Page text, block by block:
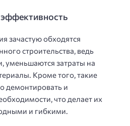
зачастую обходятся
строительства, ведь
уменьшаются затраты на
Кроме того, такие
демонтировать и
что делает их
и гибкими.